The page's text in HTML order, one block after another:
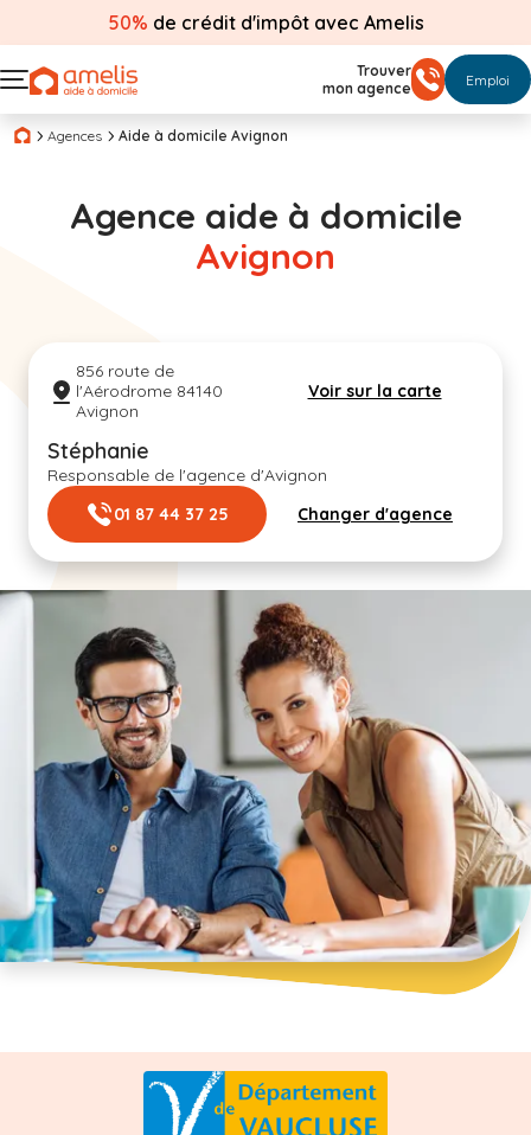
50% de crédit d'impôt avec Amelis
Trouver
mon agence
Emploi
Agences Aide à domicile Avignon
Agence aide à domicile
Avignon
856 route de
l'Aérodrome 84140
Avignon
Voir sur la carte
Stéphanie
Responsable de l'agence d'Avignon
01 87 44 37 25
Changer d'agence